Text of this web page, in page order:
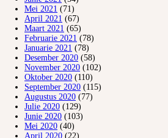
Mei 2021 (71)
April 2021 (67)
Maart 2021 (65)
Februarie 2021 (78)
Januarie 2021 (78)
Desember 2020 (58)
November 2020 (102)
Oktober 2020 (110)
September 2020 (115)
Augustus 2020 (77)
Julie 2020 (129)
Junie 2020 (103)
Mei 2020 (40)
April 2020 (22)